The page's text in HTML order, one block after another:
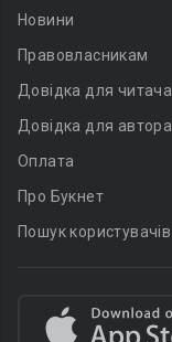
Новини
Правовласникам
Довідка для читача
Довідка для автора
Оплата
Про Букнет
Пошук користувачів